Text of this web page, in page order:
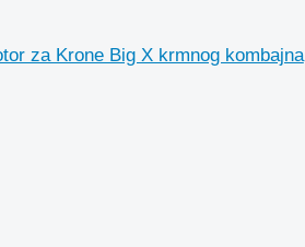
za Krone Big X krmnog kombajna